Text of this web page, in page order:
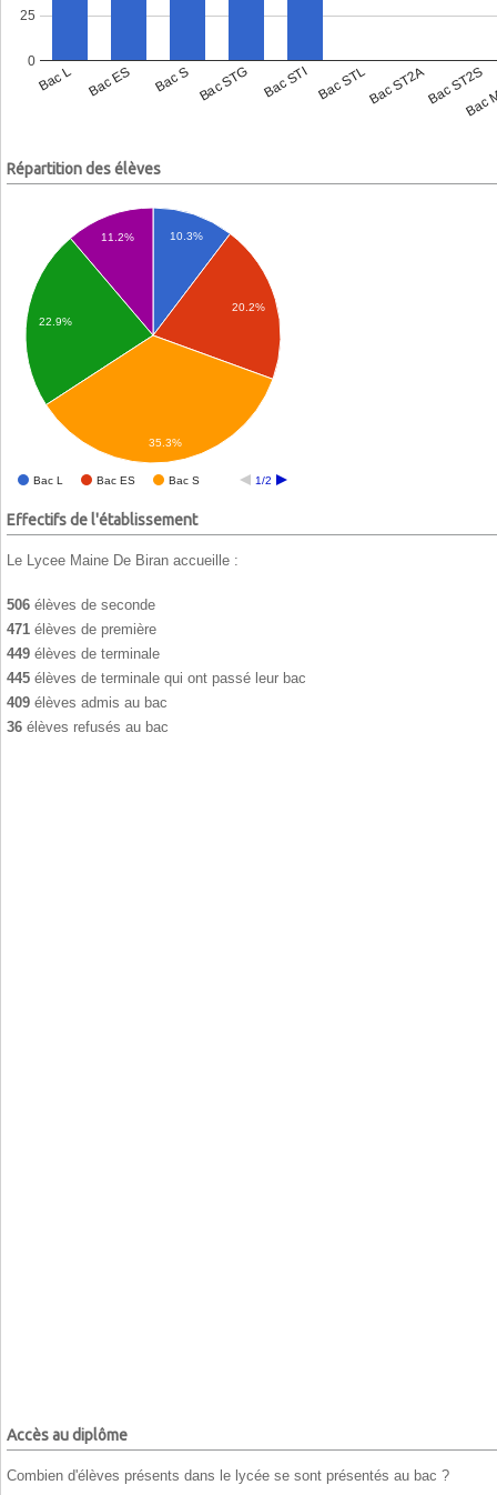
Bac L Bac ES Bac S Bac STG Bac STI Bac STLBac ST2ABac ST2S
0
25
Répartition des élèves
Bac L Bac ES Bac S 1/2
10.3%
20.2%
11.2%
22.9%
35.3%
Effectifs de l'établissement
Le Lycee Maine De Biran accueille :
506 élèves de seconde
471 élèves de première
449 élèves de terminale
445 élèves de terminale qui ont passé leur bac
409 élèves admis au bac
36 élèves refusés au bac
Accès au diplôme
Combien d'élèves présents dans le lycée se sont présentés au bac ?